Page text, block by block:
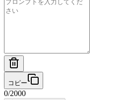
コピー
0/2000